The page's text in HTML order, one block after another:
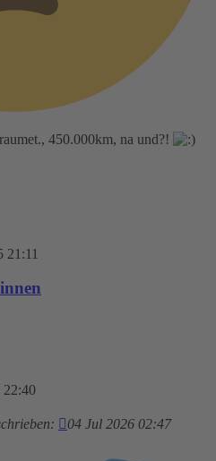
450.000km, na und?!
21:11
22:40
04 Jul 2026 02:47